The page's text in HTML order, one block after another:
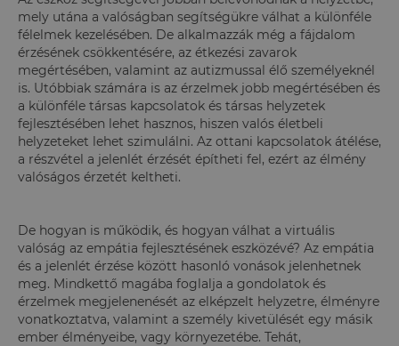
mely utána a valóságban segítségükre válhat a különféle
félelmek kezelésében. De alkalmazzák még a fájdalom
érzésének csökkentésére, az étkezési zavarok
megértésében, valamint az autizmussal élő személyeknél
is. Utóbbiak számára is az érzelmek jobb megértésében és
a különféle társas kapcsolatok és társas helyzetek
fejlesztésében lehet hasznos, hiszen valós életbeli
helyzeteket lehet szimulálni. Az ottani kapcsolatok átélése,
a részvétel a jelenlét érzését építheti fel, ezért az élmény
valóságos érzetét keltheti.
De hogyan is működik, és hogyan válhat a virtuális
valóság az empátia fejlesztésének eszközévé? Az empátia
és a jelenlét érzése között hasonló vonások jelenhetnek
meg. Mindkettő magába foglalja a gondolatok és
érzelmek megjelenenését az elképzelt helyzetre, élményre
vonatkoztatva, valamint a személy kivetülését egy másik
ember élményeibe, vagy környezetébe. Tehát,